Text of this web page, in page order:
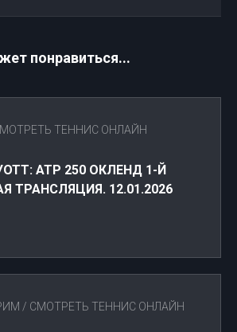
понравиться...
ТЕННИС ОНЛАЙН
ATP 250 ОКЛЕНД 1-Й
ТРАНСЛЯЦИЯ. 12.01.2026
/ СМОТРЕТЬ ТЕННИС ОНЛАЙН